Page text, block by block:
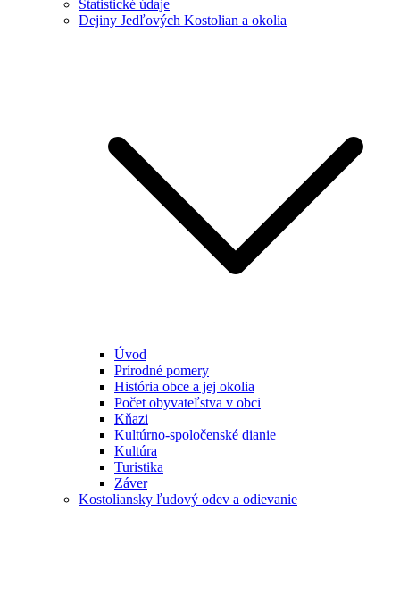
Štatistické údaje
Dejiny Jedľových Kostolian a okolia
Úvod
Prírodné pomery
História obce a jej okolia
Počet obyvateľstva v obci
Kňazi
Kultúrno-spoločenské dianie
Kultúra
Turistika
Záver
Kostoliansky ľudový odev a odievanie